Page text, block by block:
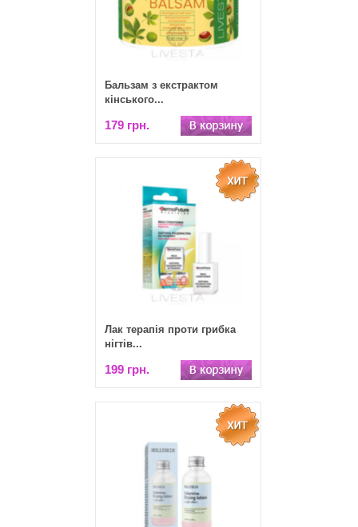
Бальзам з екстрактом
кінського...
179 грн.
Лак терапія проти грибка
нігтів...
199 грн.